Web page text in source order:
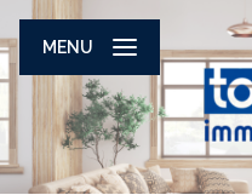
MENU